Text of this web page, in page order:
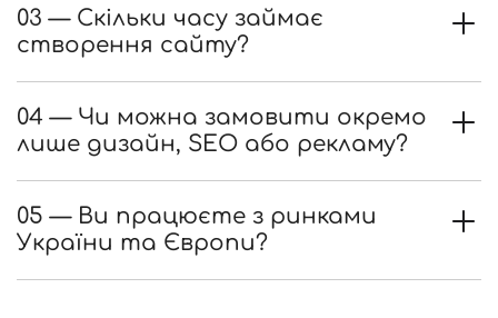
03 — Скільки часу займає
створення сайту?
04 — Чи можна замовити окремо
лише дизайн, SEO або рекламу?
05 — Ви працюєте з ринками
України та Європи?